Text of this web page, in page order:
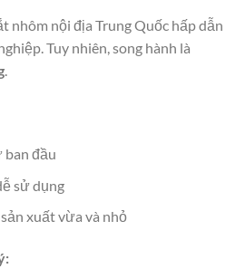
nhôm nội địa Trung Quốc hấp dẫn
Tuy nhiên, song hành là
.
ban đầu
sử dụng
xuất vừa và nhỏ